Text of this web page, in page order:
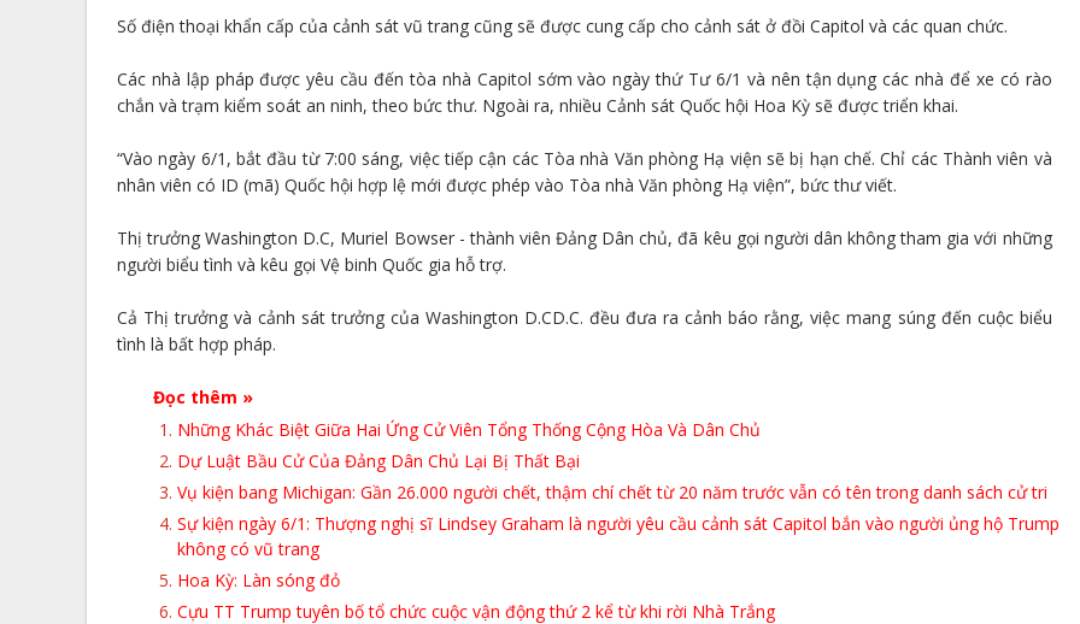
Số điện thoại khẩn cấp của cảnh sát vũ trang cũng sẽ được cung cấp cho cảnh sát ở đồi Capitol và các quan chức.
Các nhà lập pháp được yêu cầu đến tòa nhà Capitol sớm vào ngày thứ Tư 6/1 và nên tận dụng các nhà để xe có rào
chắn và trạm kiểm soát an ninh, theo bức thư. Ngoài ra, nhiều Cảnh sát Quốc hội Hoa Kỳ sẽ được triển khai.
“Vào ngày 6/1, bắt đầu từ 7:00 sáng, việc tiếp cận các Tòa nhà Văn phòng Hạ viện sẽ bị hạn chế. Chỉ các Thành viên và
nhân viên có ID (mã) Quốc hội hợp lệ mới được phép vào Tòa nhà Văn phòng Hạ viện”, bức thư viết.
Thị trưởng Washington D.C, Muriel Bowser - thành viên Đảng Dân chủ, đã kêu gọi người dân không tham gia với những
người biểu tình và kêu gọi Vệ binh Quốc gia hỗ trợ.
Cả Thị trưởng và cảnh sát trưởng của Washington D.CD.C. đều đưa ra cảnh báo rằng, việc mang súng đến cuộc biểu
tình là bất hợp pháp.
Đọc thêm »
Những Khác Biệt Giữa Hai Ứng Cử Viên Tổng Thống Cộng Hòa Và Dân Chủ
Dự Luật Bầu Cử Của Đảng Dân Chủ Lại Bị Thất Bại
Vụ kiện bang Michigan: Gần 26.000 người chết, thậm chí chết từ 20 năm trước vẫn có tên trong danh sách cử tri
Sự kiện ngày 6/1: Thượng nghị sĩ Lindsey Graham là người yêu cầu cảnh sát Capitol bắn vào người ủng hộ Trump
không có vũ trang
Hoa Kỳ: Làn sóng đỏ
Cựu TT Trump tuyên bố tổ chức cuộc vận động thứ 2 kể từ khi rời Nhà Trắng